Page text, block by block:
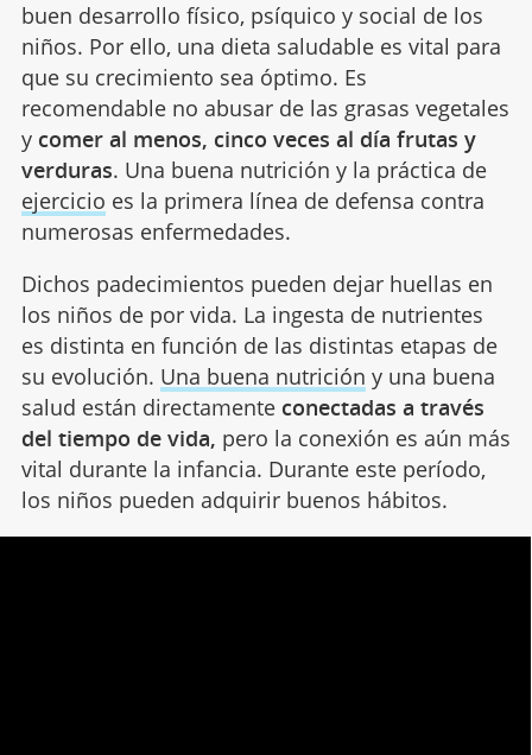
buen desarrollo físico, psíquico y social de los
niños. Por ello, una dieta saludable es vital para
que su crecimiento sea óptimo. Es
recomendable no abusar de las grasas vegetales
ycomer al menos, cinco veces al día frutas y
verduras. Una buena nutrición y la práctica de
ejercicio es la primera línea de defensa contra
numerosas enfermedades.
Dichos padecimientos pueden dejar huellas en
los niños de por vida. La ingesta de nutrientes
es distinta en función de las distintas etapas de
su evolución. Una buena nutrición y una buena
salud están directamente conectadas a través
del tiempo de vida, pero la conexión es aún más
vital durante la infancia. Durante este período,
los niños pueden adquirir buenos hábitos.